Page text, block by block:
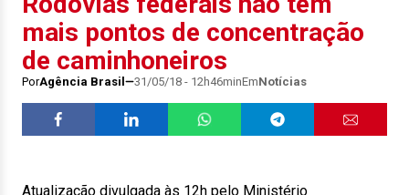
mais pontos de concentração
de caminhoneiros
PorAgência Brasil 31/05/18 - 12h46minEmNotícias
Atualização divulgada às 12h pelo Ministério